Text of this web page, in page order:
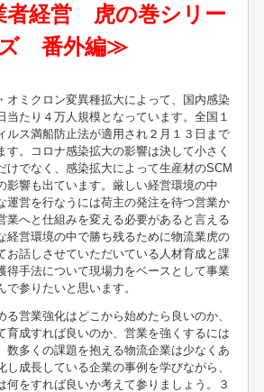
経営 虎の巻シリー
ズ 番外編≫
オミクロン変異種拡大によって、国内感染
当たり４万人規模となっています。全国１
ルス満船防止法が適用され２月１３日まで
す。コロナ感染拡大の影響は決して小さく
けでなく、感染拡大によって生産材のSCM
影響も出ています。厳しい経営環境の中
運営を行なうには荷主の発注を待つ営業か
業へと仕組みを変える必要があると言える
経営環境の中で勝ち残るために物流業虎の
お話しさせていただいている人材育成と課
得手法について現場力をベースとして事業
参りたいと思います。
る営業強化はどこから始めたら良いのか、
育成すれば良いのか、営業を強くするには
数多くの課題を抱える物流企業は少なくあ
し成長している企業の事例を学びながら、
何をすれば良いか考えて参りましょう。３